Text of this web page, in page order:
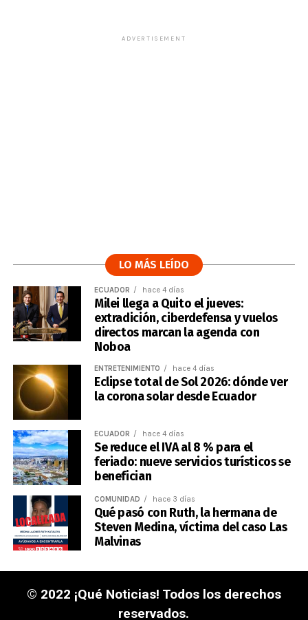
ADVERTISEMENT
LO MÁS LEÍDO
ECUADOR hace 4 días
Milei llega a Quito el jueves:
extradición, ciberdefensa y vuelos
directos marcan la agenda con
Noboa
ENTRETENIMIENTO hace 4 días
Eclipse total de Sol 2026: dónde ver
la corona solar desde Ecuador
ECUADOR hace 4 días
Se reduce el IVA al 8 % para el
feriado: nueve servicios turísticos se
benefician
COMUNIDAD hace 3 días
Qué pasó con Ruth, la hermana de
Steven Medina, víctima del caso Las
Malvinas
© 2022 ¡Qué Noticias! Todos los derechos
reservados.